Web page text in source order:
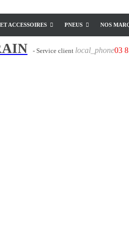
ACCESSOIRES PNEUS NOS
- Service client local_phone03